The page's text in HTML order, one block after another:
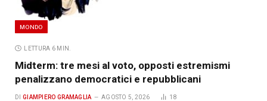
MONDO
LETTURA 6 MIN.
Midterm: tre mesi al voto, opposti estremismi
penalizzano democratici e repubblicani
DI GIAMPIERO GRAMAGLIA AGOSTO 5, 2026 18